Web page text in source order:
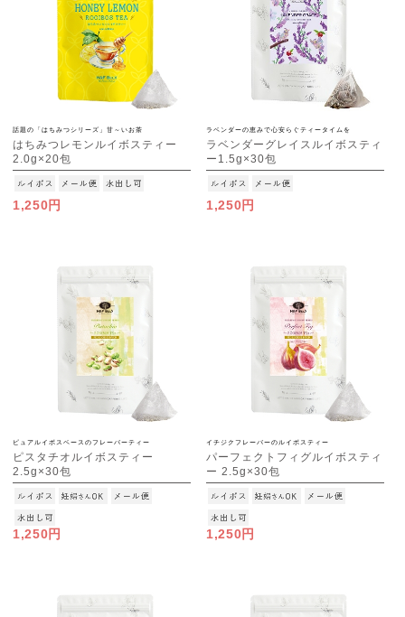
話題の「はちみつシリーズ」甘～いお茶
はちみつレモンルイボスティー
2.0g×20包
[M便 1/3]
1,250円
ラベンダーの恵みで心安らぐティータイムを
ラベンダーグレイスルイボスティ
ー1.5g×30包
[M便 1/3]
1,250円
ピュアルイボスベースのフレーバーティー
ピスタチオルイボスティー
2.5g×30包
[M便 1/3]
1,250円
イチジクフレーバーのルイボスティー
パーフェクトフィグルイボスティ
ー 2.5g×30包
[M便 1/3]
1,250円